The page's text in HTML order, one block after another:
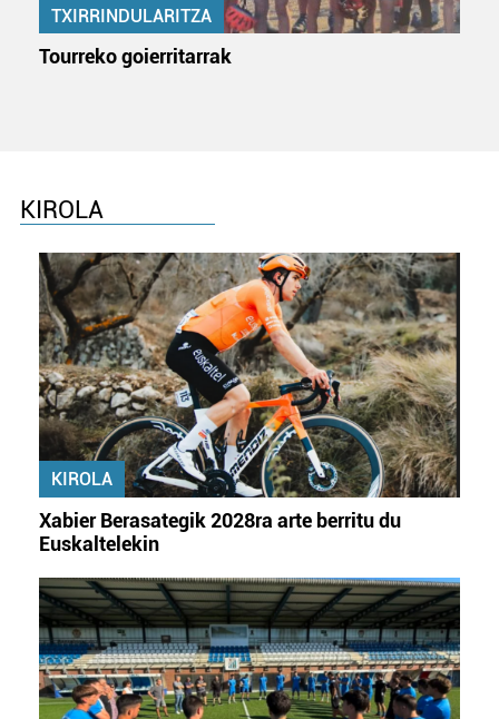
buruzko informazio gehiago eta ezarri zure lehentasunak
zure baimena Cookieen adierazpenean.
baliatzen gara. Ohar hau onartuz gero, teknologia hori
erabiltzeko baimen esplizitua ematen diguzu.
irakurri
TXIRRINDULARITZA
Tourreko goierritarrak
KIROLA
KIROLA
Xabier Berasategik 2028ra arte berritu du
Euskaltelekin